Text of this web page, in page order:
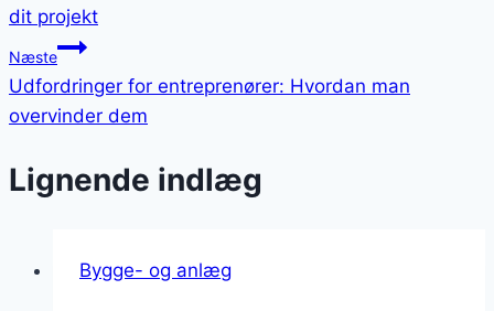
dit projekt
Næste
Udfordringer for entreprenører: Hvordan man
overvinder dem
Lignende indlæg
Bygge- og anlæg